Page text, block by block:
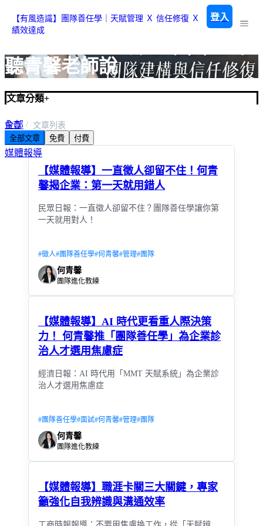
【有風造識】團隊善任學｜天賦管理 Ｘ 信任修復 Ｘ
績效達成
登入
聽青馨老師說
文章分類+
全部
通知資訊
媒體報導
首頁
文章列表
全部文章
免費 付費
【媒體報導】一直徵人卻留不住！何青
馨揭企業：第一天就用錯人
民眾日報：一直徵人卻留不住？團隊善任學讓你第
一天就用對人！
#徵人#團隊善任學#何青馨#管理#團隊
何青馨
團隊進化教練
【媒體報導】AI 時代更看重人際決策
力！ 何青馨推「團隊善任學」為企業診
治人才選用焦慮症
經濟日報：AI 時代用「MMT 天賦系統」為企業診
治人才選用焦慮症
#團隊善任學#面試#何青馨#管理#團隊
何青馨
團隊進化教練
【媒體報導】職涯卡關三大關鍵，專家
籲強化自我辨識與溝通效率